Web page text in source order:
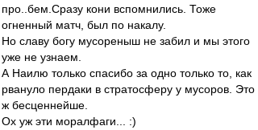
про..бем.Сразу кони вспомнились. Тоже
огненный матч, был по накалу.
Но славу богу мусореныш не забил и мы этого
уже не узнаем.
А Наилю только спасибо за одно только то, как
рвануло пердаки в стратосферу у мусоров. Это
ж бесценнейше.
Ох уж эти моралфаги... :)